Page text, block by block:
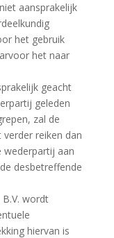
aansprakelijk
het gebruik
het naar
geacht
geleden
zal de
verder reiken dan
wederpartij aan
desbetreffende
B.V. wordt
hiervan is